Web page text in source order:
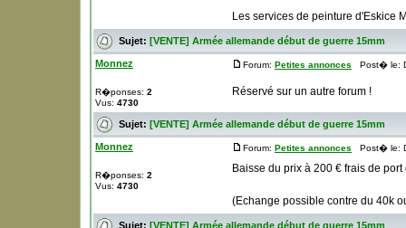
Les services de peinture d'Eskice
Sujet: [VENTE] Armée allemande début de guerre 15mm
Monnez
R�ponses: 2
Vus: 4730
Forum: Petites annonces Post� le:
Réservé sur un autre forum !
Sujet: [VENTE] Armée allemande début de guerre 15mm
Monnez
R�ponses: 2
Vus: 4730
Forum: Petites annonces Post� le:
Baisse du prix à 200 € frais de port
(Echange possible contre du 40k
Sujet: [VENTE] Armée allemande début de guerre 15mm